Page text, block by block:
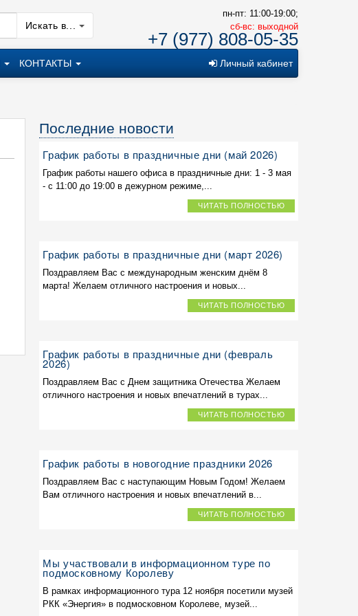
Искать в...
пн-пт: 11:00-19:00;
cб-вс: выходной
+7 (977) 808-05-35
КОНТАКТЫ Личный кабинет
Последние новости
График работы в праздничные дни (май 2026)
График работы нашего офиса в праздничные дни: 1 - 3 мая
- с 11:00 до 19:00 в дежурном режиме,...
ЧИТАТЬ ПОЛНОСТЬЮ
График работы в праздничные дни (март 2026)
Поздравляем Вас с международным женским днём 8
марта! Желаем отличного настроения и новых...
ЧИТАТЬ ПОЛНОСТЬЮ
График работы в праздничные дни (февраль
2026)
Поздравляем Вас с Днем защитника Отечества Желаем
отличного настроения и новых впечатлений в турах...
ЧИТАТЬ ПОЛНОСТЬЮ
График работы в новогодние праздники 2026
Поздравляем Вас с наступающим Новым Годом! Желаем
Вам отличного настроения и новых впечатлений в...
ЧИТАТЬ ПОЛНОСТЬЮ
Мы участвовали в информационном туре по
подмосковному Королеву
В рамках информационного тура 12 ноября посетили музей
РКК «Энергия» в подмосковном Королеве, музей...